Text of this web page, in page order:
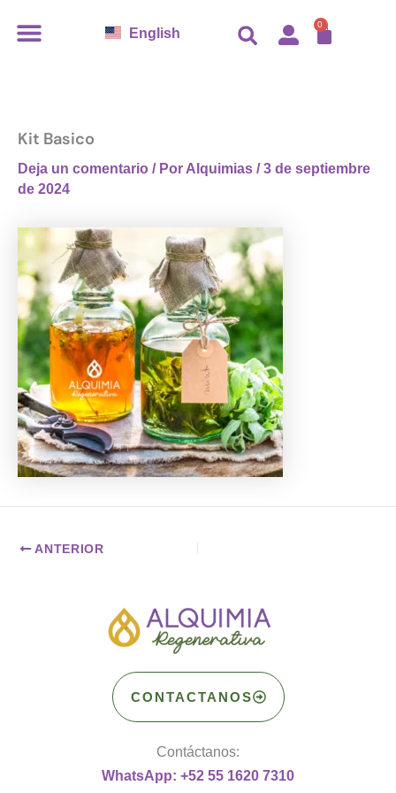
English 0
Kit Basico
Deja un comentario / Por Alquimias /3 de septiembre
de 2024
ANTERIOR
CONTACTANOS
Contáctanos:
WhatsApp: +52 55 1620 7310